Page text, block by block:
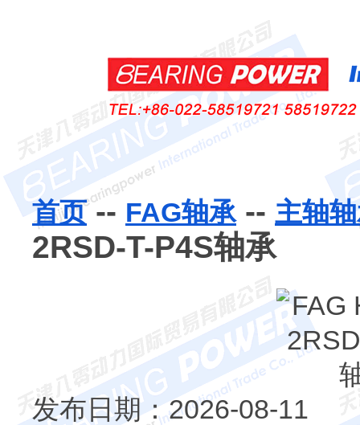
首页-- FAG轴承-- 主轴
2RSD-T-P4S轴承
发布日期：2026-08-11